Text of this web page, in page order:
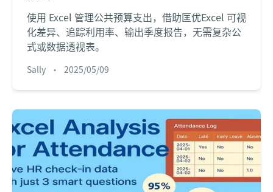
使用 Excel 管理公共预算支出，借助匡优Excel 可视
化差异、追踪利用率、输出季度报告，无需复杂公
式或数据透视表。
Sally • 2025/05/09